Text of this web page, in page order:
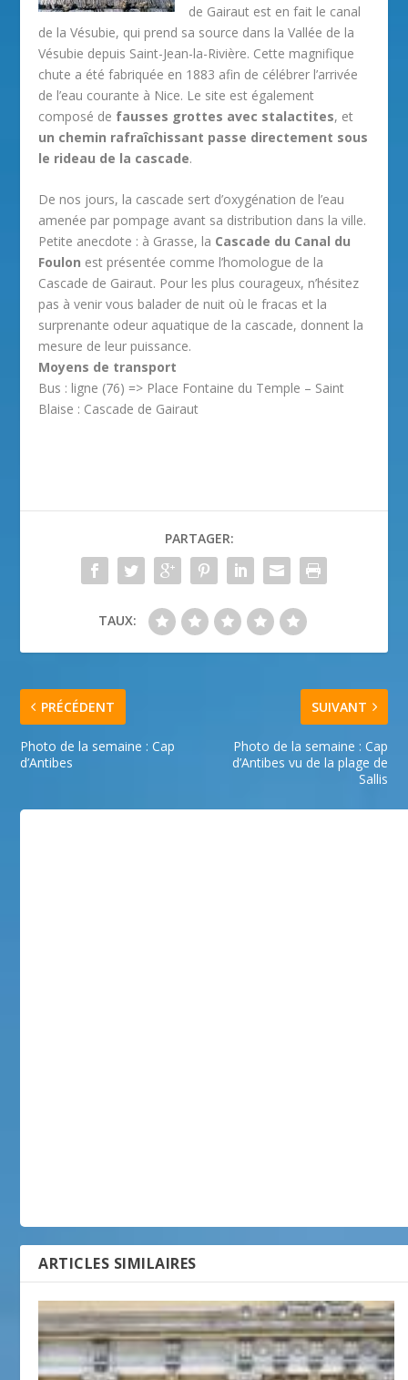
de Gairaut est en fait le canal
de la Vésubie, qui prend sa source dans la Vallée de la
Vésubie depuis Saint-Jean-la-Rivière. Cette magnifique
chute a été fabriquée en 1883 afin de célébrer l’arrivée
de l’eau courante à Nice. Le site est également
composé de fausses grottes avec stalactites, et
un chemin rafraîchissant passe directement sous
le rideau de la cascade.
De nos jours, la cascade sert d’oxygénation de l’eau
amenée par pompage avant sa distribution dans la ville.
Petite anecdote : à Grasse, la Cascade du Canal du
Foulon est présentée comme l’homologue de la
Cascade de Gairaut. Pour les plus courageux, n’hésitez
pas à venir vous balader de nuit où le fracas et la
surprenante odeur aquatique de la cascade, donnent la
mesure de leur puissance.
Moyens de transport
Bus : ligne (76) => Place Fontaine du Temple – Saint
Blaise : Cascade de Gairaut
PARTAGER:
TAUX:
PRÉCÉDENT
Photo de la semaine : Cap
d’Antibes
SUIVANT
Photo de la semaine : Cap
d’Antibes vu de la plage de
Sallis
ARTICLES SIMILAIRES